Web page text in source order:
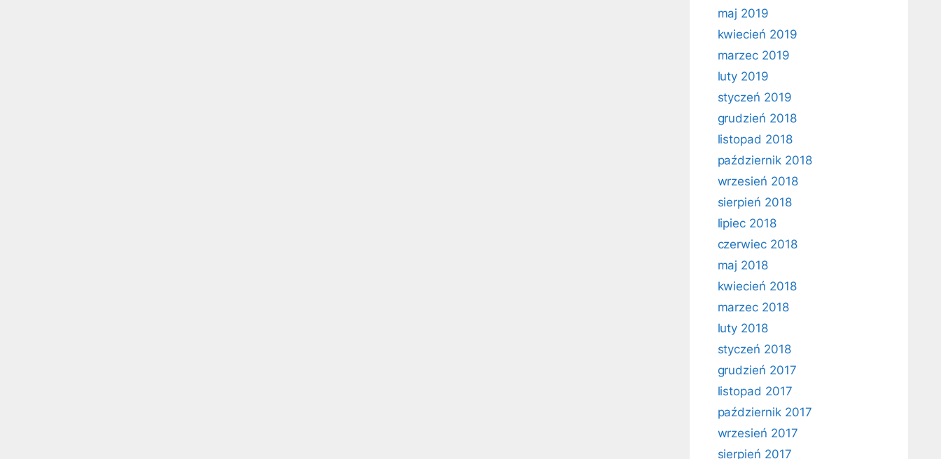
maj 2019
kwiecień 2019
marzec 2019
luty 2019
styczeń 2019
grudzień 2018
listopad 2018
październik 2018
wrzesień 2018
sierpień 2018
lipiec 2018
czerwiec 2018
maj 2018
kwiecień 2018
marzec 2018
luty 2018
styczeń 2018
grudzień 2017
listopad 2017
październik 2017
wrzesień 2017
sierpień 2017